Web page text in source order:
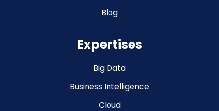
Blog
Expertises
Big Data
Business Intelligence
Cloud